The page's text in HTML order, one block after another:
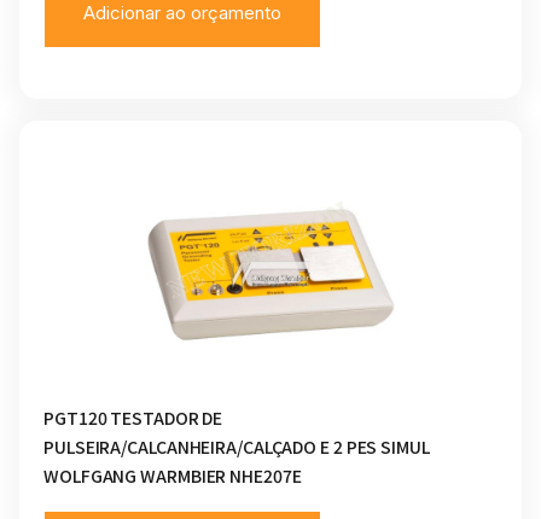
Adicionar ao orçamento
PGT120 TESTADOR DE
PULSEIRA/CALCANHEIRA/CALÇADO E 2 PES SIMUL
WOLFGANG WARMBIER NHE207E